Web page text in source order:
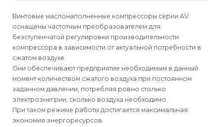
Винтовые маслонаполненные компрессоры серии AV
оснащены частотным преобразователем для
безступенчатой регулировки производительности
компрессора в зависимости от актуальной потребности в
сжатом воздухе.
Они обеспечивают предприятие необходимым в данный
момент количеством сжатого воздуха при постоянном
заданном давлении, потребляя ровно столько
электроэнегрии, сколько воздуха необходимо.
При таком режиме работы достигается максимальная
экономия энергоресурсов.